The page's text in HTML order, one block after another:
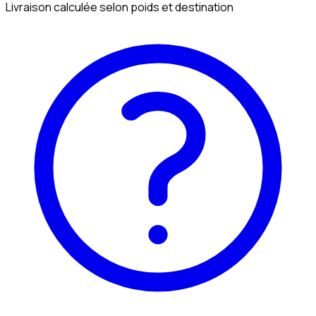
Livraison calculée selon poids et destination